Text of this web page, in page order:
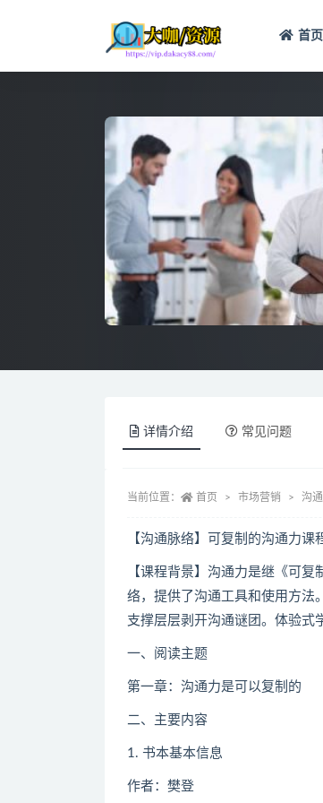
首页
详情介绍 常见问题
当前位置： 首页 市场营销 沟
【沟通脉络】可复制的沟通力课
【课程背景】沟通力是继《可
络，提供了沟通工具和使用方法
支撑层层剥开沟通谜团。体验式
一、阅读主题
第一章：沟通力是可以复制的
二、主要内容
1. 书本基本信息
作者：樊登